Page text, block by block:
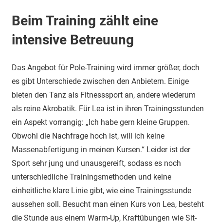
Beim Training zählt eine
intensive Betreuung
Das Angebot für Pole-Training wird immer größer, doch
es gibt Unterschiede zwischen den Anbietern. Einige
bieten den Tanz als Fitnesssport an, andere wiederum
als reine Akrobatik. Für Lea ist in ihren Trainingsstunden
ein Aspekt vorrangig: „Ich habe gern kleine Gruppen.
Obwohl die Nachfrage hoch ist, will ich keine
Massenabfertigung in meinen Kursen.“ Leider ist der
Sport sehr jung und unausgereift, sodass es noch
unterschiedliche Trainingsmethoden und keine
einheitliche klare Linie gibt, wie eine Trainingsstunde
aussehen soll. Besucht man einen Kurs von Lea, besteht
die Stunde aus einem Warm-Up, Kraftübungen wie Sit-